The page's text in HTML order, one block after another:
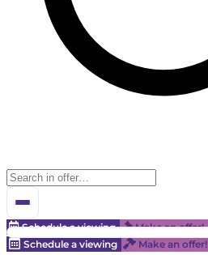
Schedule a viewing Make an offer!
Schedule a viewing
Make an offer!